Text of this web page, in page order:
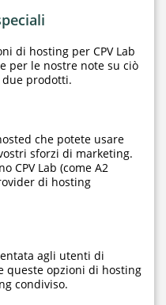
di hosting per CPV Lab
per le nostre note su ciò
prodotti.
che potete usare
sforzi di marketing.
CPV Lab (come A2
di hosting
agli utenti di
queste opzioni di hosting
condiviso.